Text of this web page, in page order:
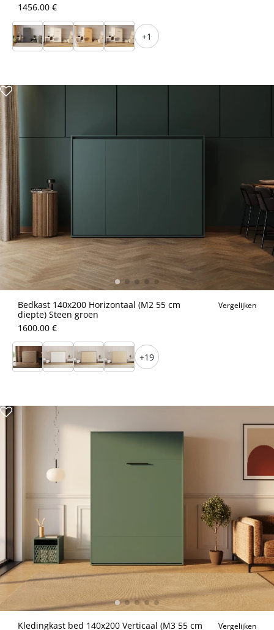
1456.00 €
+1
Bedkast 140x200 Horizontaal (M2 55 cm
diepte) Steen groen
Vergelijken
1600.00 €
+19
Kledingkast bed 140x200 Verticaal (M3 55 cm
Vergelijken